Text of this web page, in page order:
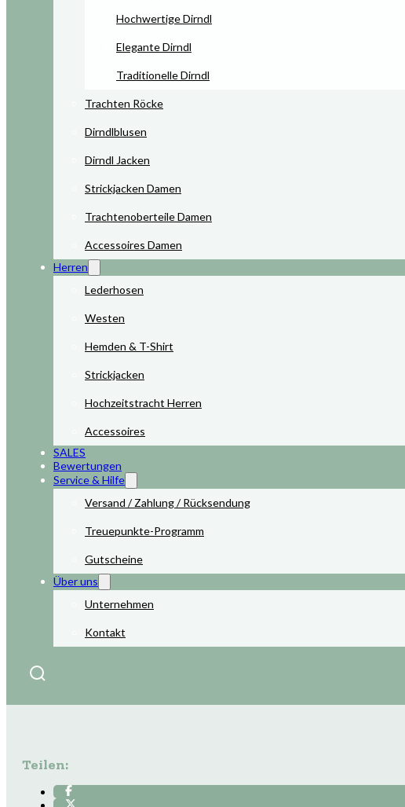
Hochwertige Dirndl
Elegante Dirndl
Traditionelle Dirndl
Trachten Röcke
Dirndlblusen
Dirndl Jacken
Strickjacken Damen
Trachtenoberteile Damen
Accessoires Damen
Herren
Lederhosen
Westen
Hemden & T-Shirt
Strickjacken
Hochzeitstracht Herren
Accessoires
SALES
Bewertungen
Service & Hilfe
Versand / Zahlung / Rücksendung
Treuepunkte-Programm
Gutscheine
Über uns
Unternehmen
Kontakt
Teilen: